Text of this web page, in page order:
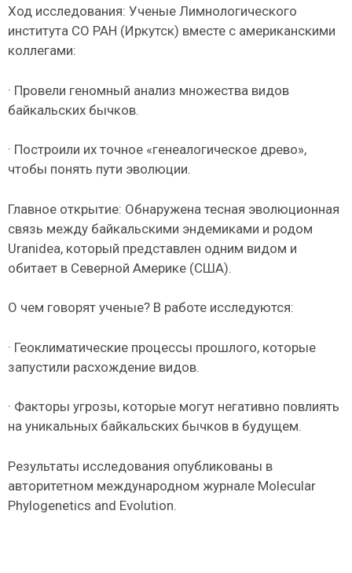
Ход исследования: Ученые Лимнологического
института СО РАН (Иркутск) вместе с американскими
коллегами:
· Провели геномный анализ множества видов
байкальских бычков.
· Построили их точное «генеалогическое древо»,
чтобы понять пути эволюции.
Главное открытие: Обнаружена тесная эволюционная
связь между байкальскими эндемиками и родом
Uranidea, который представлен одним видом и
обитает в Северной Америке (США).
О чем говорят ученые? В работе исследуются:
· Геоклиматические процессы прошлого, которые
запустили расхождение видов.
· Факторы угрозы, которые могут негативно повлиять
на уникальных байкальских бычков в будущем.
Результаты исследования опубликованы в
авторитетном международном журнале Molecular
Phylogenetics and Evolution.